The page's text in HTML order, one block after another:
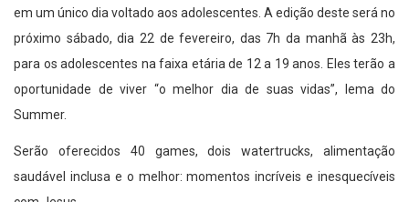
em um único dia voltado aos adolescentes. A edição deste será no
próximo sábado, dia 22 de fevereiro, das 7h da manhã às 23h,
para os adolescentes na faixa etária de 12 a 19 anos. Eles terão a
oportunidade de viver “o melhor dia de suas vidas”, lema do
Summer.
Serão oferecidos 40 games, dois watertrucks, alimentação
saudável inclusa e o melhor: momentos incríveis e inesquecíveis